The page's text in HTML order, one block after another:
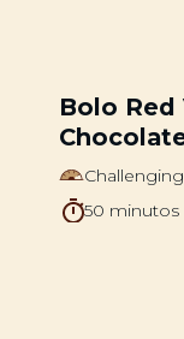
Bolo
Challenging
50 minutos